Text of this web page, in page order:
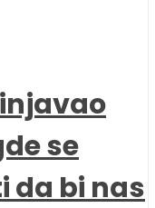
se
da bi nas